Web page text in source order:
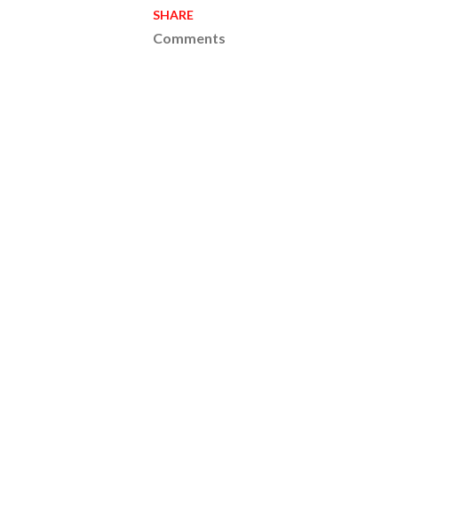
SHARE
Comments